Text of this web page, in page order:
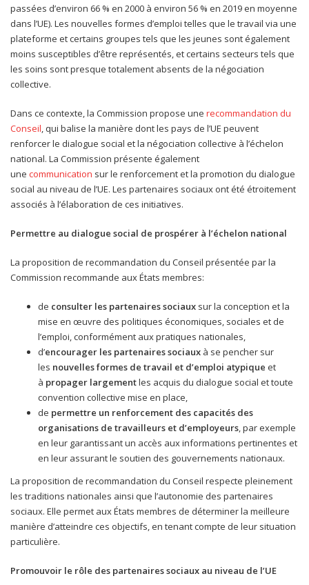
passées d’environ 66 % en 2000 à environ 56 % en 2019 en moyenne
dans l’UE). Les nouvelles formes d’emploi telles que le travail via une
plateforme et certains groupes tels que les jeunes sont également
moins susceptibles d’être représentés, et certains secteurs tels que
les soins sont presque totalement absents de la négociation
collective.
Dans ce contexte, la Commission propose une recommandation du
Conseil, qui balise la manière dont les pays de l’UE peuvent
renforcer le dialogue social et la négociation collective à l’échelon
national. La Commission présente également
une communication sur le renforcement et la promotion du dialogue
social au niveau de l’UE. Les partenaires sociaux ont été étroitement
associés à l’élaboration de ces initiatives.
Permettre au dialogue social de prospérer à l’échelon national
La proposition de recommandation du Conseil présentée par la
Commission recommande aux États membres:
de consulter les partenaires sociaux sur la conception et la
mise en œuvre des politiques économiques, sociales et de
l’emploi, conformément aux pratiques nationales,
d’encourager les partenaires sociaux à se pencher sur
les nouvelles formes de travail et d’emploi atypique et
à propager largementles acquis du dialogue social et toute
convention collective mise en place,
de permettre un renforcement des capacités des
organisations de travailleurs et d’employeurs, par exemple
en leur garantissant un accès aux informations pertinentes et
en leur assurant le soutien des gouvernements nationaux.
La proposition de recommandation du Conseil respecte pleinement
les traditions nationales ainsi que l’autonomie des partenaires
sociaux. Elle permet aux États membres de déterminer la meilleure
manière d’atteindre ces objectifs, en tenant compte de leur situation
particulière.
Promouvoir le rôle des partenaires sociaux au niveau de l’UE